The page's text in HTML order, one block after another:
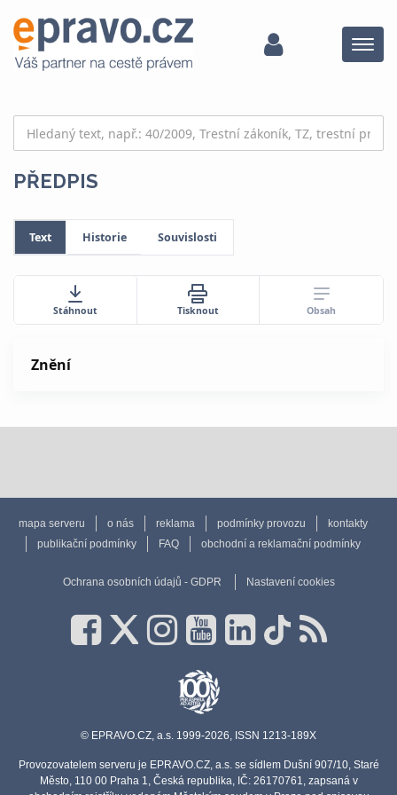
Menu
PŘEDPIS
Text Historie Souvislosti
Stáhnout Tisknout Obsah
Znění
mapa serveru o nás reklama podmínky provozu
kontakty
publikační podmínky
FAQ obchodní a reklamační podmínky
Ochrana osobních údajů - GDPR Nastavení cookies
© EPRAVO.CZ, a.s. 1999-2026, ISSN 1213-189X
Provozovatelem serveru je EPRAVO.CZ, a.s. se sídlem Dušní 907/10, Staré
Město, 110 00 Praha 1, Česká republika, IČ: 26170761, zapsaná v